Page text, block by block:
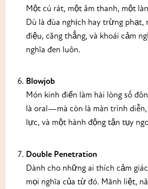
Một cú rát, một âm thanh, một
Dù là đùa nghịch hay trừng phạt,
điệu, căng thẳng, và khoái cảm
nghĩa đen luôn.
Blowjob
Món kinh điển làm hài lòng số
là oral—mà còn là màn trình
lực, và một hành động tận tụy
Double Penetration
Dành cho những ai thích cảm
mọi nghĩa của từ đó. Mãnh liệt,